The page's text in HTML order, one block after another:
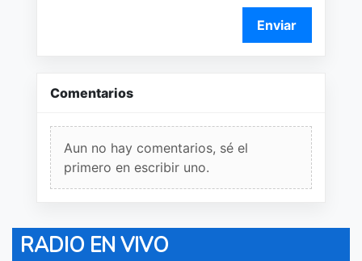
Enviar
Comentarios
Aun no hay comentarios, sé el
primero en escribir uno.
RADIO EN VIVO